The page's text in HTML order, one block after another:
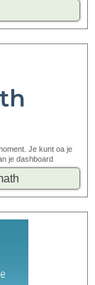
Je kunt oa je
je dashboard